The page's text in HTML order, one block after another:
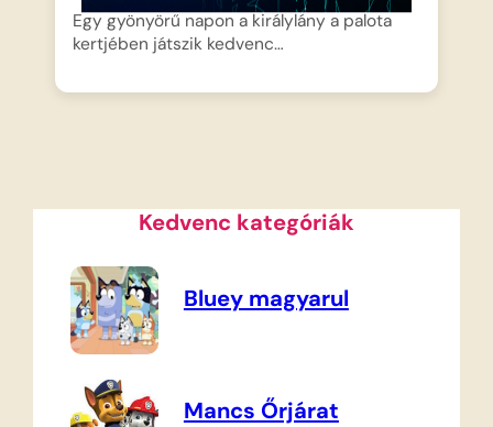
Egy gyönyörű napon a királylány a palota
kertjében játszik kedvenc…
Kedvenc kategóriák
Bluey magyarul
Mancs Őrjárat